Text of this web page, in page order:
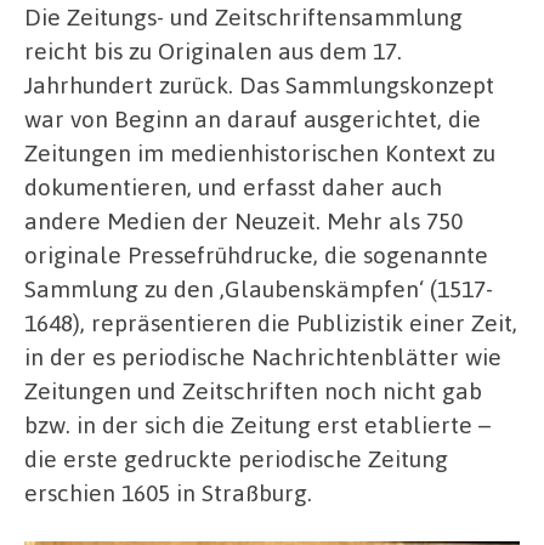
Die Zeitungs- und Zeitschriftensammlung
reicht bis zu Originalen aus dem 17.
Jahrhundert zurück. Das Sammlungskonzept
war von Beginn an darauf ausgerichtet, die
Zeitungen im medienhistorischen Kontext zu
dokumentieren, und erfasst daher auch
andere Medien der Neuzeit. Mehr als 750
originale Pressefrühdrucke, die sogenannte
Sammlung zu den ‚Glaubenskämpfen‘ (1517-
1648), repräsentieren die Publizistik einer Zeit,
in der es periodische Nachrichtenblätter wie
Zeitungen und Zeitschriften noch nicht gab
bzw. in der sich die Zeitung erst etablierte –
die erste gedruckte periodische Zeitung
erschien 1605 in Straßburg.